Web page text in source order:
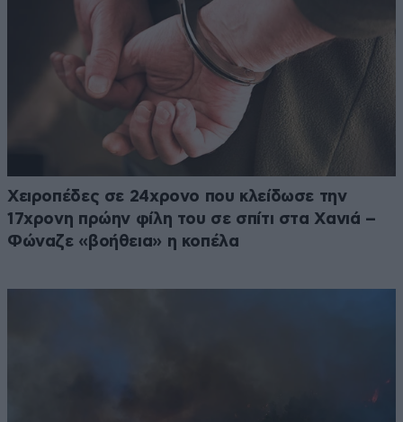
Χειροπέδες σε 24χρονο που κλείδωσε την
17χρονη πρώην φίλη του σε σπίτι στα Χανιά –
Φώναζε «βοήθεια» η κοπέλα